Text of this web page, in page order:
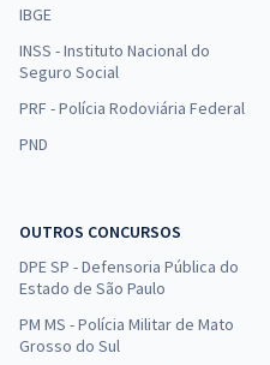
IBGE
INSS - Instituto Nacional do
Seguro Social
PRF - Polícia Rodoviária Federal
PND
OUTROS CONCURSOS
DPE SP - Defensoria Pública do
Estado de São Paulo
PM MS - Polícia Militar de Mato
Grosso do Sul